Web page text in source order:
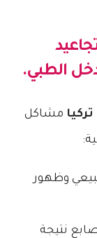
الطبي.
مشاكل
وظهور
نتيجة